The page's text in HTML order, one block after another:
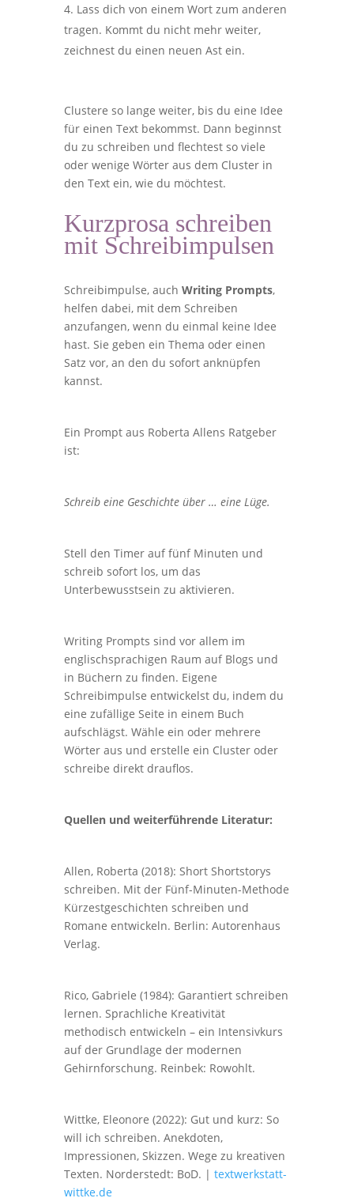
Lass dich von einem Wort zum anderen
tragen. Kommt du nicht mehr weiter,
zeichnest du einen neuen Ast ein.
Clustere so lange weiter, bis du eine Idee
für einen Text bekommst. Dann beginnst
du zu schreiben und flechtest so viele
oder wenige Wörter aus dem Cluster in
den Text ein, wie du möchtest.
Kurzprosa schreiben
mit Schreibimpulsen
Schreibimpulse, auch Writing Prompts,
helfen dabei, mit dem Schreiben
anzufangen, wenn du einmal keine Idee
hast. Sie geben ein Thema oder einen
Satz vor, an den du sofort anknüpfen
kannst.
Ein Prompt aus Roberta Allens Ratgeber
ist:
Schreib eine Geschichte über … eine Lüge.
Stell den Timer auf fünf Minuten und
schreib sofort los, um das
Unterbewusstsein zu aktivieren.
Writing Prompts sind vor allem im
englischsprachigen Raum auf Blogs und
in Büchern zu finden. Eigene
Schreibimpulse entwickelst du, indem du
eine zufällige Seite in einem Buch
aufschlägst. Wähle ein oder mehrere
Wörter aus und erstelle ein Cluster oder
schreibe direkt drauflos.
Quellen und weiterführende Literatur:
Allen, Roberta (2018): Short Shortstorys
schreiben. Mit der Fünf-Minuten-Methode
Kürzestgeschichten schreiben und
Romane entwickeln. Berlin: Autorenhaus
Verlag.
Rico, Gabriele (1984): Garantiert schreiben
lernen. Sprachliche Kreativität
methodisch entwickeln – ein Intensivkurs
auf der Grundlage der modernen
Gehirnforschung. Reinbek: Rowohlt.
Wittke, Eleonore (2022): Gut und kurz: So
will ich schreiben. Anekdoten,
Impressionen, Skizzen. Wege zu kreativen
Texten. Norderstedt: BoD. | textwerkstatt-
wittke.de